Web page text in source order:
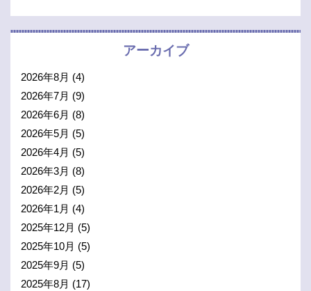
アーカイブ
2026年8月 (4)
2026年7月 (9)
2026年6月 (8)
2026年5月 (5)
2026年4月 (5)
2026年3月 (8)
2026年2月 (5)
2026年1月 (4)
2025年12月 (5)
2025年10月 (5)
2025年9月 (5)
2025年8月 (17)